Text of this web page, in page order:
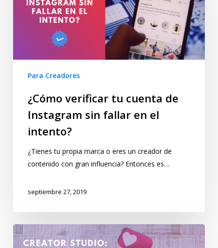
Para Creadores
¿Cómo verificar tu cuenta de
Instagram sin fallar en el
intento?
¿Tienes tu propia marca o eres un creador de
contenido con gran influencia? Entonces es…
septiembre 27, 2019